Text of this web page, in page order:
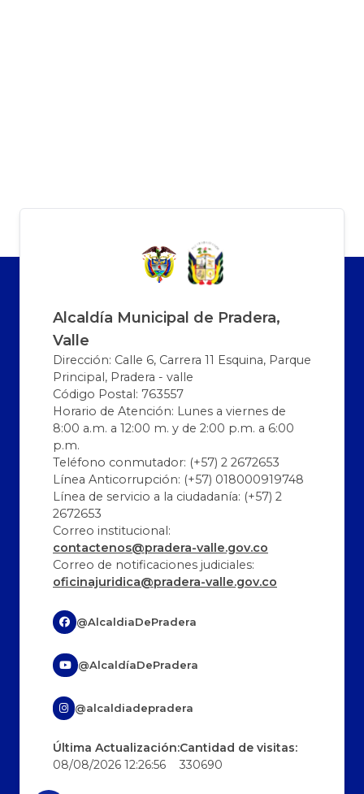
Alcaldía Municipal de Pradera,
Valle
Dirección: Calle 6, Carrera 11 Esquina, Parque
Principal, Pradera - valle
Código Postal: 763557
Horario de Atención: Lunes a viernes de
8:00 a.m. a 12:00 m. y de 2:00 p.m. a 6:00
p.m.
Teléfono conmutador: (+57) 2 2672653
Línea Anticorrupción: (+57) 018000919748
Línea de servicio a la ciudadanía: (+57) 2
2672653
Correo institucional:
contactenos@pradera-valle.gov.co
Correo de notificaciones judiciales:
oficinajuridica@pradera-valle.gov.co
@AlcaldiaDePradera
@AlcaldíaDePradera
@alcaldiadepradera
Última Actualización:
08/08/2026 12:26:56
Cantidad de visitas:
330690